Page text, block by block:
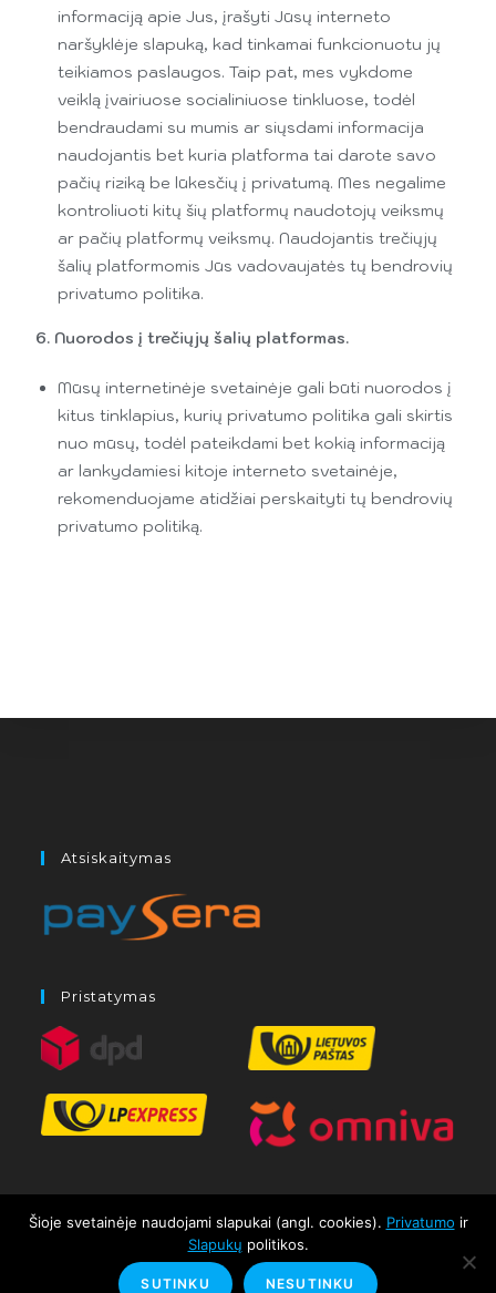
informaciją apie Jus, įrašyti Jūsų interneto
naršyklėje slapuką, kad tinkamai funkcionuotu jų
teikiamos paslaugos. Taip pat, mes vykdome
veiklą įvairiuose socialiniuose tinkluose, todėl
bendraudami su mumis ar siųsdami informacija
naudojantis bet kuria platforma tai darote savo
pačių riziką be lūkesčių į privatumą. Mes negalime
kontroliuoti kitų šių platformų naudotojų veiksmų
ar pačių platformų veiksmų. Naudojantis trečiųjų
šalių platformomis Jūs vadovaujatės tų bendrovių
privatumo politika.
6. Nuorodos į trečiųjų šalių platformas.
Mūsų internetinėje svetainėje gali būti nuorodos į
kitus tinklapius, kurių privatumo politika gali skirtis
nuo mūsų, todėl pateikdami bet kokią informaciją
ar lankydamiesi kitoje interneto svetainėje,
rekomenduojame atidžiai perskaityti tų bendrovių
privatumo politiką.
Atsiskaitymas
Pristatymas
Kontaktai
Šioje svetainėje naudojami slapukai (angl. cookies). Privatumo ir
Slapukų politikos.
SUTINKU NESUTINKU